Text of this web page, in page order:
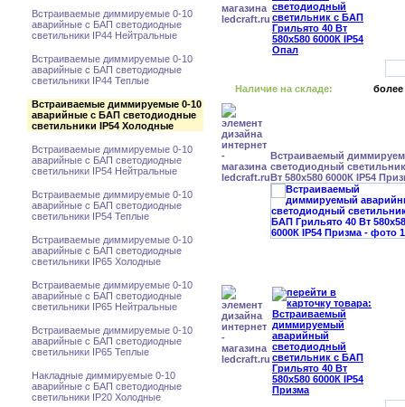
Встраиваемые диммируемые 0-10
аварийные с БАП светодиодные
светильники IP44 Нейтральные
Встраиваемые диммируемые 0-10
аварийные с БАП светодиодные
светильники IP44 Теплые
Встраиваемые диммируемые 0-10
аварийные с БАП светодиодные
светильники IP54 Холодные
Встраиваемые диммируемые 0-10
аварийные с БАП светодиодные
светильники IP54 Нейтральные
Встраиваемые диммируемые 0-10
аварийные с БАП светодиодные
светильники IP54 Теплые
Встраиваемые диммируемые 0-10
аварийные с БАП светодиодные
светильники IP65 Холодные
Встраиваемые диммируемые 0-10
аварийные с БАП светодиодные
светильники IP65 Нейтральные
Встраиваемые диммируемые 0-10
аварийные с БАП светодиодные
светильники IP65 Теплые
Накладные диммируемые 0-10
аварийные с БАП светодиодные
светильники IP20 Холодные
Наличие на складе: более
Встраиваемый
светодиодный
Вт 580x580 6000К IP54